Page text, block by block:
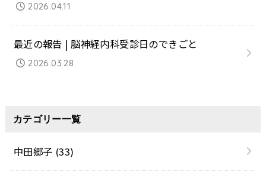
2026.04.11
最近の報告 | 脳神経内科受診日のできごと
2026.03.28
カテゴリー一覧
中田郷子 (33)